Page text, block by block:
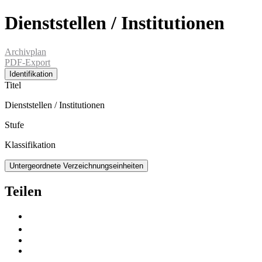
Dienststellen / Institutionen
Archivplan
PDF-Export
Identifikation
Titel
Dienststellen / Institutionen
Stufe
Klassifikation
Untergeordnete Verzeichnungseinheiten
Teilen